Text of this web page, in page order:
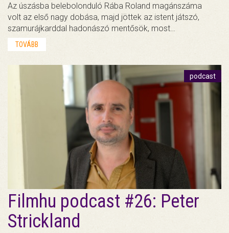
Az úszásba belebolonduló Rába Roland magánszáma
volt az első nagy dobása, majd jöttek az istent játszó,
szamurájkarddal hadonászó mentősök, most…
TOVÁBB
podcast
Filmhu podcast #26: Peter
Strickland